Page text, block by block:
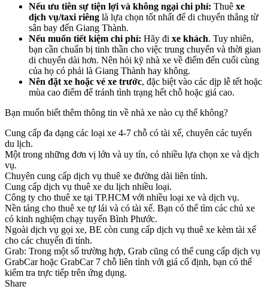
Nếu ưu tiên sự tiện lợi và không ngại chi phí: Thuê xe
dịch vụ/taxi riêng là lựa chọn tốt nhất để di chuyển thẳng từ
sân bay đến Giang Thành.
Nếu muốn tiết kiệm chi phí: Hãy đi xe khách. Tuy nhiên,
bạn cần chuẩn bị tinh thần cho việc trung chuyển và thời gian
di chuyển dài hơn. Nên hỏi kỹ nhà xe về điểm đến cuối cùng
của họ có phải là Giang Thành hay không.
Nên đặt xe hoặc vé xe trước, đặc biệt vào các dịp lễ tết hoặc
mùa cao điểm để tránh tình trạng hết chỗ hoặc giá cao.
Bạn muốn biết thêm thông tin về nhà xe nào cụ thể không?
Cung cấp đa dạng các loại xe 4-7 chỗ có tài xế, chuyên các tuyến
du lịch.
Một trong những đơn vị lớn và uy tín, có nhiều lựa chọn xe và dịch
vụ.
Chuyên cung cấp dịch vụ thuê xe đường dài liên tỉnh.
Cung cấp dịch vụ thuê xe du lịch nhiều loại.
Công ty cho thuê xe tại TP.HCM với nhiều loại xe và dịch vụ.
Nền tảng cho thuê xe tự lái và có tài xế. Bạn có thể tìm các chủ xe
có kinh nghiệm chạy tuyến Bình Phước.
Ngoài dịch vụ gọi xe, BE còn cung cấp dịch vụ thuê xe kèm tài xế
cho các chuyến đi tỉnh.
Grab: Trong một số trường hợp, Grab cũng có thể cung cấp dịch vụ
GrabCar hoặc GrabCar 7 chỗ liên tỉnh với giá cố định, bạn có thể
kiểm tra trực tiếp trên ứng dụng.
Share